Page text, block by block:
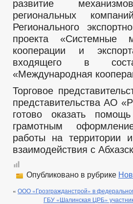
развитие
региональных
Регионального
проекта «Системные
кооперации и
входящего в
«Международная
Торговое
представительства АО
готово оказать
грамотным
работы на территории
взаимодействия с
Опубликовано в рубрике
« ООО «Грозгражданстрой» в
ГБУ «Шалинская ЦРБ»